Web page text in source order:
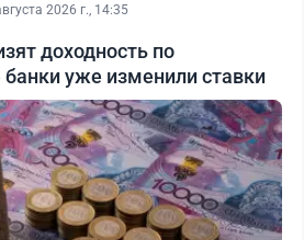
2026 г., 14:35
доходность по
уже изменили ставки